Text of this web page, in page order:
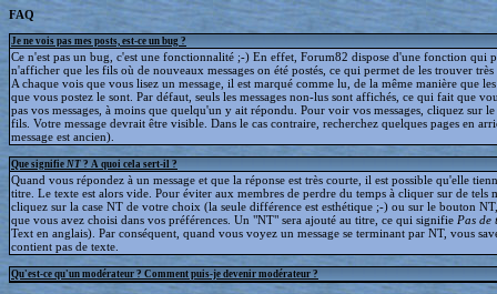
FAQ
Je ne vois pas mes posts, est-ce un bug ?
Ce n'est pas un bug, c'est une fonctionnalité ;-) En effet, Forum82 dispose d'une fonction qui
n'afficher que les fils où de nouveaux messages on été postés, ce qui permet de les trouver
A chaque vois que vous lisez un message, il est marqué comme lu, de la même manière que les
que vous postez le sont. Par défaut, seuls les messages non-lus sont affichés, ce qui fait que
pas vos messages, à moins que quelqu'un y ait répondu. Pour voir vos messages, cliquez sur
fils. Votre message devrait être visible. Dans le cas contraire, recherchez quelques pages en
message est ancien).
Que signifie NT ? A quoi cela sert-il ?
Quand vous répondez à un message et que la réponse est très courte, il est possible qu'elle
titre. Le texte est alors vide. Pour éviter aux membres de perdre du temps à cliquer sur de tels
cliquez sur la case NT de votre choix (la seule différence est esthétique ;-) ou sur le bouton
que vous avez choisi dans vos préférences. Un "NT" sera ajouté au titre, ce qui signifie Pas de
Text en anglais). Par conséquent, quand vous voyez un message se terminant par NT, vous
contient pas de texte.
Qu'est-ce qu'un modérateur ? Comment puis-je devenir modérateur ?